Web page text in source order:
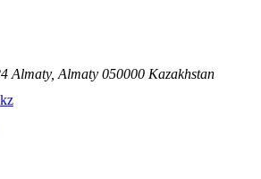
Almaty, Almaty 050000 Kazakhstan